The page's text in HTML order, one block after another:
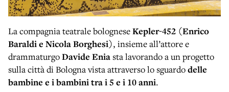
La compagnia teatrale bologneseKepler-452 (Enrico
Baraldi e Nicola Borghesi), insieme all’attore e
drammaturgoDavide Enia sta lavorando a un progetto
sulla città di Bologna vista attraverso lo sguardodelle
bambine e i bambini tra i 5 e i 10 anni.